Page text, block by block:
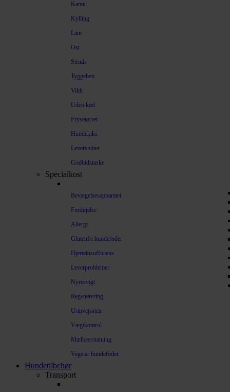
Kamel
Kylling
Lam
Ost
Struds
Tyggeben
Vildt
Uden kød
Frysetørret
Hundekiks
Leversnitter
Godbidstaske
Specialkost
Bevægelsesapparatet
Fordøjelse
Allergi
Glutenfri hundefoder
Hjerteinsufficiens
Leverproblemer
Nyresvigt
Regenerering
Urinvejssten
Vægtkontrol
Mælkeerstatning
Vegetar hundefoder
Hundetilbehør
Transport